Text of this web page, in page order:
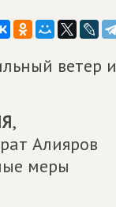
ветер и
,
Алияров
меры